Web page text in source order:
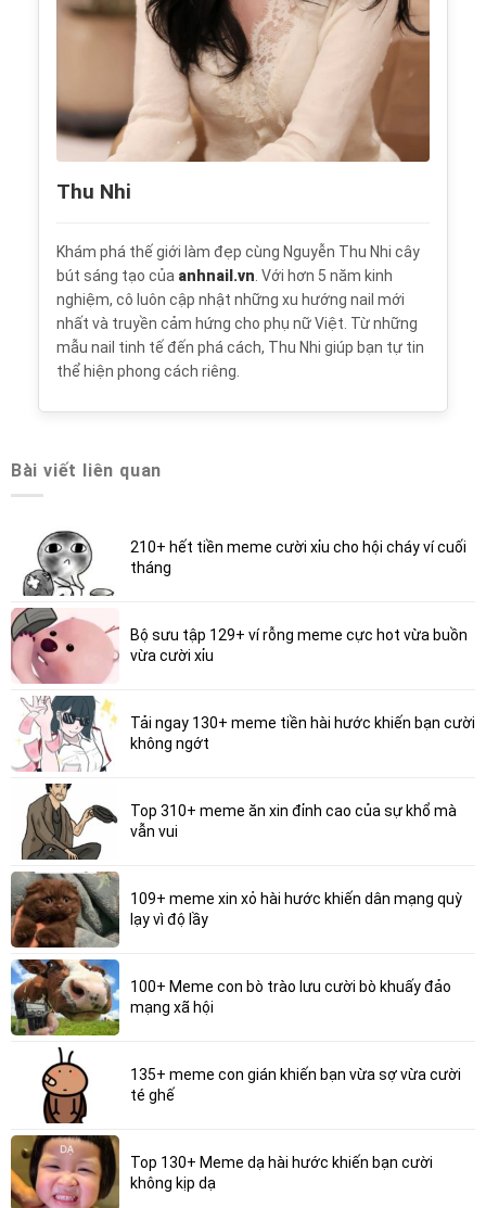
Thu Nhi
Khám phá thế giới làm đẹp cùng Nguyễn Thu Nhi cây
bút sáng tạo của anhnail.vn . Với hơn 5 năm kinh
nghiệm, cô luôn cập nhật những xu hướng nail mới
nhất và truyền cảm hứng cho phụ nữ Việt. Từ những
mẫu nail tinh tế đến phá cách, Thu Nhi giúp bạn tự tin
thể hiện phong cách riêng.
Bài viết liên quan
210+ hết tiền meme cười xỉu cho hội cháy ví cuối
tháng
Bộ sưu tập 129+ ví rỗng meme cực hot vừa buồn
vừa cười xỉu
Tải ngay 130+ meme tiền hài hước khiến bạn cười
không ngớt
Top 310+ meme ăn xin đỉnh cao của sự khổ mà
vẫn vui
109+ meme xin xỏ hài hước khiến dân mạng quỳ
lạy vì độ lầy
100+ Meme con bò trào lưu cười bò khuấy đảo
mạng xã hội
135+ meme con gián khiến bạn vừa sợ vừa cười
té ghế
Top 130+ Meme dạ hài hước khiến bạn cười
không kịp dạ